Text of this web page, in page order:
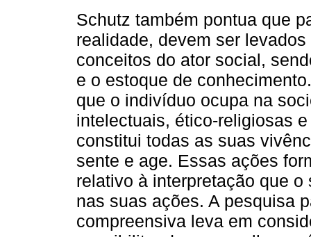
Schutz também pontua que
realidade, devem ser
conceitos do ator social,
e o estoque de
que o indivíduo ocupa na
intelectuais, ético-religiosas
constitui todas as suas
sente e age. Essas ações
relativo à interpretação que
nas suas ações. A pesquisa
compreensiva leva em